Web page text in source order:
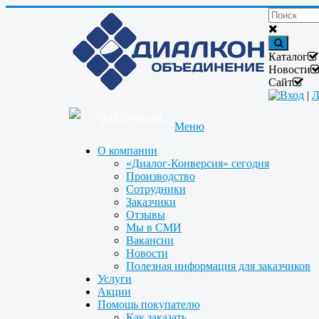
Каталог
Новости
Сайт
Вход |
Меню
О компании
«Диалог-Конверсия» сегодня
Производство
Сотрудники
Заказчики
Отзывы
Мы в СМИ
Вакансии
Новости
Полезная информация для заказчиков
Услуги
Акции
Помощь покупателю